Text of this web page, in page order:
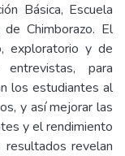
Básica, Escuela
de Chimborazo. El
exploratorio y de
para
los estudiantes al
y así mejorar las
y el rendimiento
revelan